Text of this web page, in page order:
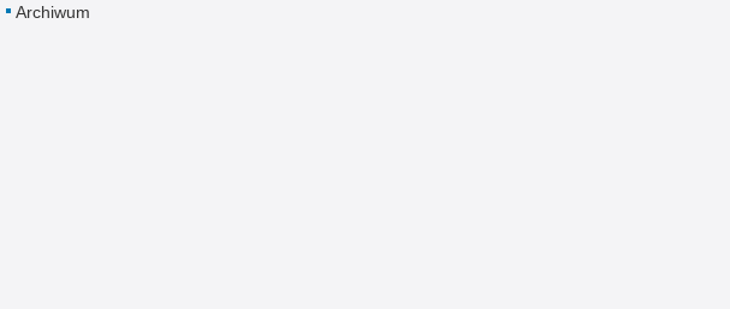
Archiwum